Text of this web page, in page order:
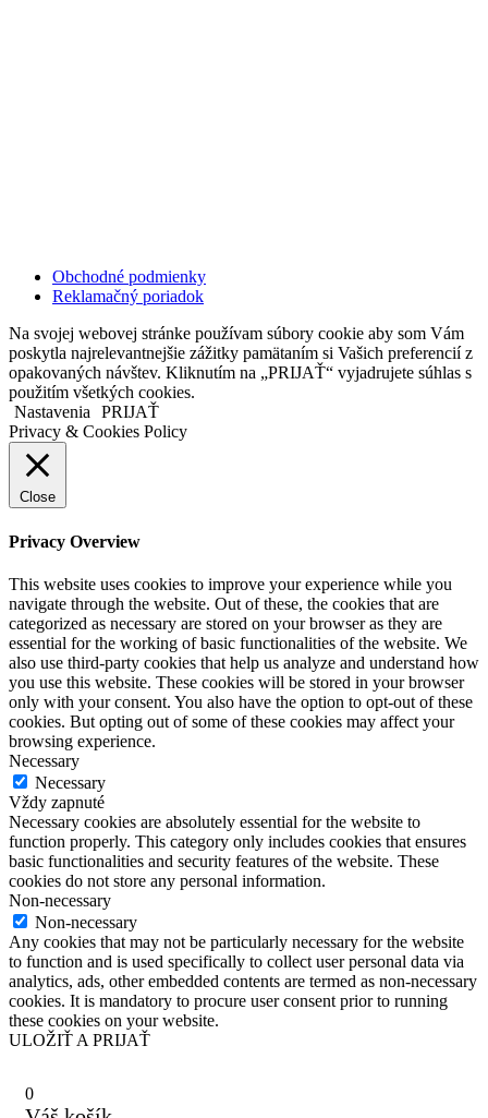
Obchodné podmienky
Reklamačný poriadok
Na svojej webovej stránke používam súbory cookie aby som Vám
poskytla najrelevantnejšie zážitky pamätaním si Vašich preferencií z
opakovaných návštev. Kliknutím na „PRIJAŤ“ vyjadrujete súhlas s
použitím všetkých cookies.
Nastavenia
PRIJAŤ
Privacy & Cookies Policy
Close
Privacy Overview
This website uses cookies to improve your experience while you
navigate through the website. Out of these, the cookies that are
categorized as necessary are stored on your browser as they are
essential for the working of basic functionalities of the website. We
also use third-party cookies that help us analyze and understand how
you use this website. These cookies will be stored in your browser
only with your consent. You also have the option to opt-out of these
cookies. But opting out of some of these cookies may affect your
browsing experience.
Necessary
Necessary
Vždy zapnuté
Necessary cookies are absolutely essential for the website to
function properly. This category only includes cookies that ensures
basic functionalities and security features of the website. These
cookies do not store any personal information.
Non-necessary
Non-necessary
Any cookies that may not be particularly necessary for the website
to function and is used specifically to collect user personal data via
analytics, ads, other embedded contents are termed as non-necessary
cookies. It is mandatory to procure user consent prior to running
these cookies on your website.
ULOŽIŤ A PRIJAŤ
0